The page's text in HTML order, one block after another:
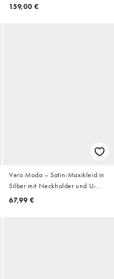
159,00 €
Vero Moda – Satin-Maxikleid in
Silber mit Neckholder und U-
Ausschnitt
67,99 €